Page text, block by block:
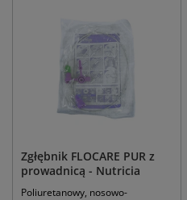
Zgłębnik FLOCARE PUR z
prowadnicą - Nutricia
Poliuretanowy, nosowo-